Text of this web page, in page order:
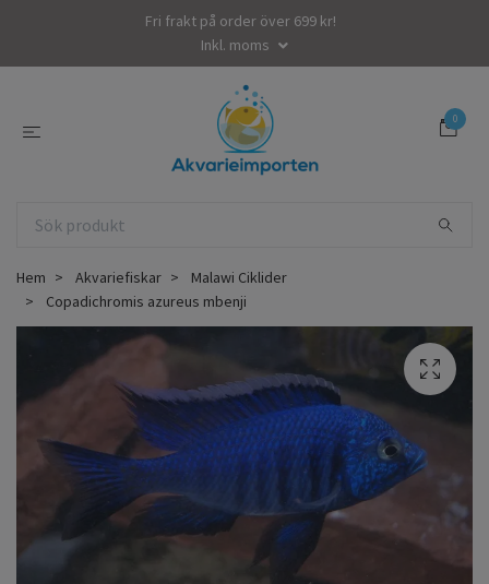
Fri frakt på order över 699 kr!
Inkl. moms
0
Hem Akvariefiskar
Malawi Ciklider
Copadichromis azureus mbenji